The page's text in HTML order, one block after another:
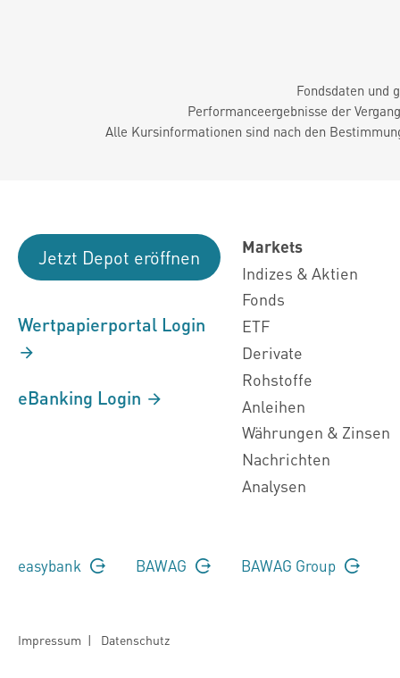
Fondsdaten und
Performanceergebnisse der
Alle Kursinformationen sind nach den
Jetzt Depot eröffnen
Wertpapierportal Login
eBanking Login
Markets
Indizes & Aktien
Fonds
ETF
Derivate
Rohstoffe
Anleihen
Währungen & Zinsen
Nachrichten
Analysen
easybank BAWAG BAWAG Group
Impressum | Datenschutz